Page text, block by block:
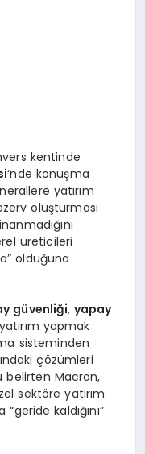
kentinde
‘nde konuşma
yatırım
oluşturması
üreticileri
olduğuna
güvenliği, yapay
yapmak
sisteminden
çözümleri
belirten Macron,
sektöre yatırım
kaldığını”